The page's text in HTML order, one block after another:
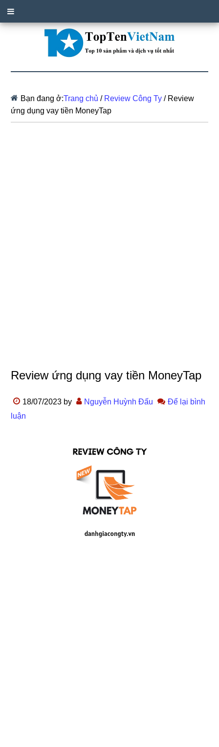
Bạn đang ở:Trang chủ / Review Công Ty /Review
ứng dụng vay tiền MoneyTap
Review ứng dụng vay tiền MoneyTap
18/07/2023 by Nguyễn Huỳnh Đấu
Để lại bình
luận